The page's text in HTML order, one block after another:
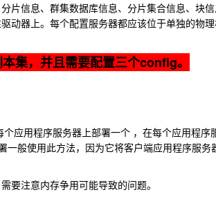
片信息、群集数据库信息、分片集合信息、块
动器上。每个配置服务器都应该位于单独的物
集，并且需要配置三个config。
应用程序服务器上部署一个 ，在每个应用程序
般使用此方法，因为它将客户端应用程序服
要注意内存争用可能导致的问题。